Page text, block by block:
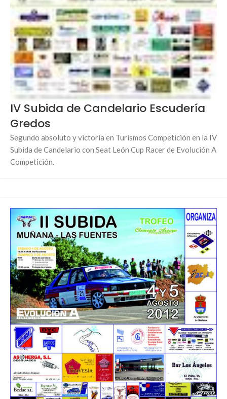
IV Subida de Candelario Escudería
Gredos
Segundo absoluto y victoria en Turismos Competición en la IV
Subida de Candelario con Seat León Cup Racer de Evolución A
Competición.